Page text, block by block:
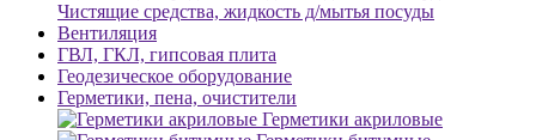
Чистящие средства, жидкость д/мытья посуды
Вентиляция
ГВЛ, ГКЛ, гипсовая плита
Геодезическое оборудование
Герметики, пена, очистители
Герметики акриловые